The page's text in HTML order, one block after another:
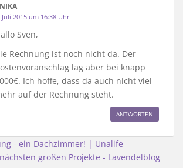
Juli 2015 um 16:38 Uhr
Sven,
Rechnung ist noch nicht da. Der
lag aber bei knapp
Ich hoffe, dass da auch nicht viel
auf der Rechnung steht.
ANTWORTEN
- ein Dachzimmer! | Unalife
großen Projekte - Lavendelblog